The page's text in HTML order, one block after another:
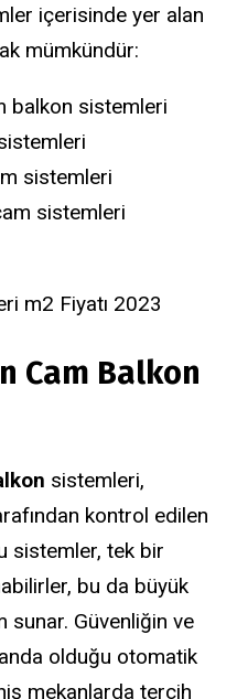
içerisinde yer alan
mümkündür:
balkon sistemleri
sistemleri
sistemleri
m2 Fiyatı 2023
Cam Balkon
sistemleri,
kontrol edilen
sistemler, tek bir
bu da büyük
Güvenliğin ve
olduğu otomatik
mekanlarda tercih